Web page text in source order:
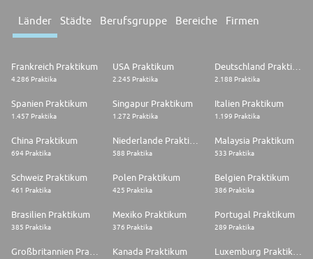
Länder Städte Berufsgruppe Bereiche Firmen
Frankreich Praktikum
4.286 Praktika
USA Praktikum
2.245 Praktika
Deutschland Praktikum
2.188 Praktika
Spanien Praktikum
1.457 Praktika
Singapur Praktikum
1.272 Praktika
Italien Praktikum
1.199 Praktika
China Praktikum
694 Praktika 588 Praktika
Malaysia Praktikum
533 Praktika
Schweiz Praktikum
461 Praktika
Polen Praktikum
425 Praktika
Belgien Praktikum
386 Praktika
Brasilien Praktikum
385 Praktika
Mexiko Praktikum
376 Praktika
Portugal Praktikum
289 Praktika
Kanada Praktikum